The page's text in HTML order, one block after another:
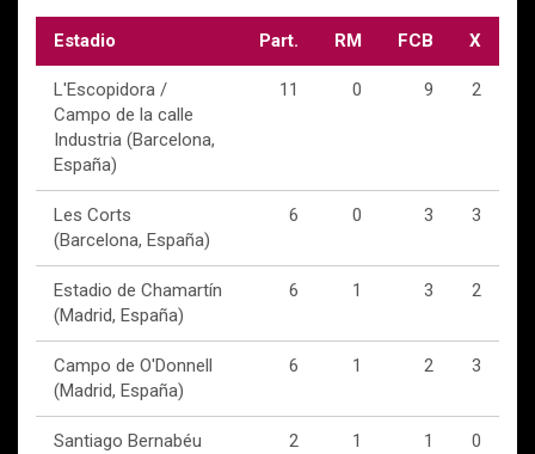
Estadio Part. RM FCB X
L'Escopidora /
Campo de la calle
Industria (Barcelona,
España)
11 0 9 2
Les Corts
(Barcelona, España)
6 0 3 3
Estadio de Chamartín
(Madrid, España)
6 1 3 2
Campo de O'Donnell
(Madrid, España)
6 1 2 3
Santiago Bernabéu
2 1 1 0